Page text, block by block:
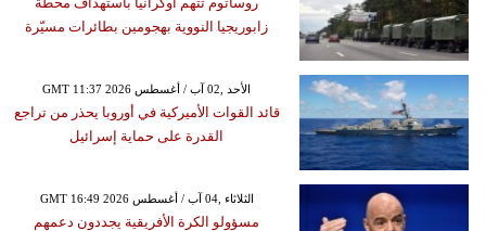
زابوريجيا النووية بهجومين بطائرات مسيّرة
GMT 11:37 2026 الأحد ,02 آب / أغسطس
قائد القوات الأميركية في أوروبا يحذر من تراجع
القدرة على حماية إسرائيل
GMT 16:49 2026 الثلاثاء ,04 آب / أغسطس
مسؤولو الكرة الأفريقية يجددون دعمهم